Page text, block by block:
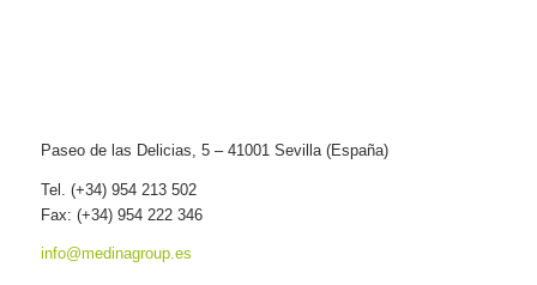
Paseo de las Delicias, 5 – 41001 Sevilla (España)
Tel. (+34) 954 213 502
Fax: (+34) 954 222 346
info@medinagroup.es